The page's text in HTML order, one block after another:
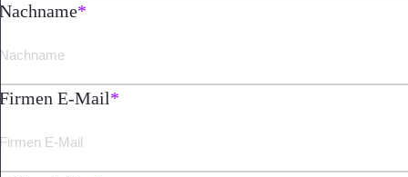
Nachname*
Firmen E-Mail*